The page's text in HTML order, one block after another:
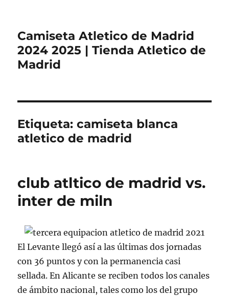
Camiseta Atletico de Madrid
2024 2025 | Tienda Atletico de
Madrid
Etiqueta:camiseta blanca
atletico de madrid
club atltico de madrid vs.
inter de miln
El Levante llegó así a las últimas dos jornadas
con 36 puntos y con la permanencia casi
sellada. En Alicante se reciben todos los canales
de ámbito nacional, tales como los del grupo